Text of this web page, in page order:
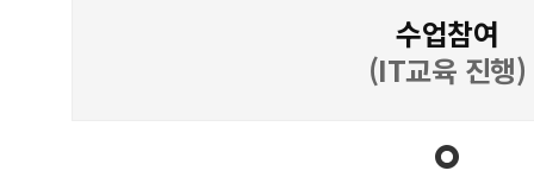
수업참여
(IT교육 진행)